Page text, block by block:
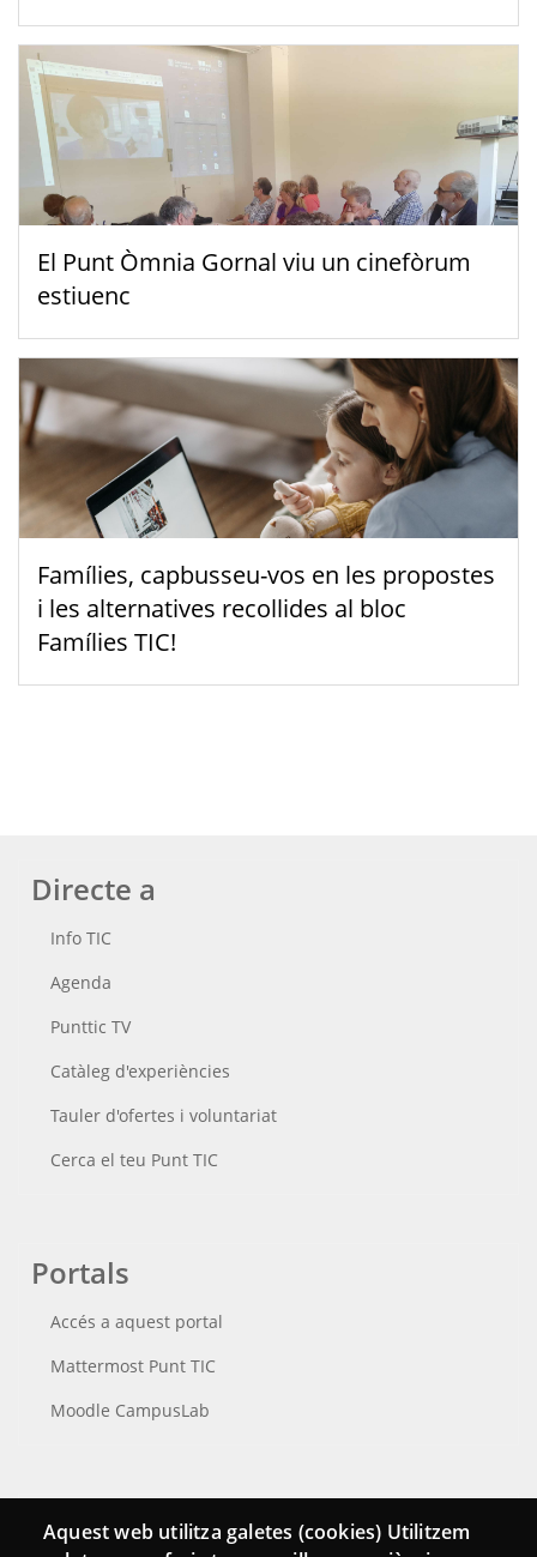
El Punt Òmnia Gornal viu un cinefòrum
estiuenc
Famílies, capbusseu-vos en les propostes
i les alternatives recollides al bloc
Famílies TIC!
Directe a
Info TIC
Agenda
Punttic TV
Catàleg d'experiències
Tauler d'ofertes i voluntariat
Cerca el teu Punt TIC
Portals
Accés a aquest portal
Mattermost Punt TIC
Moodle CampusLab
Connecta
Aquest web utilitza galetes (cookies) Utilitzem